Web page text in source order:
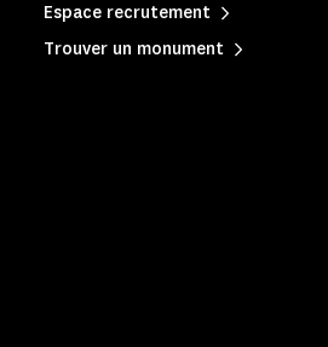
Espace recrutement
Trouver un monument